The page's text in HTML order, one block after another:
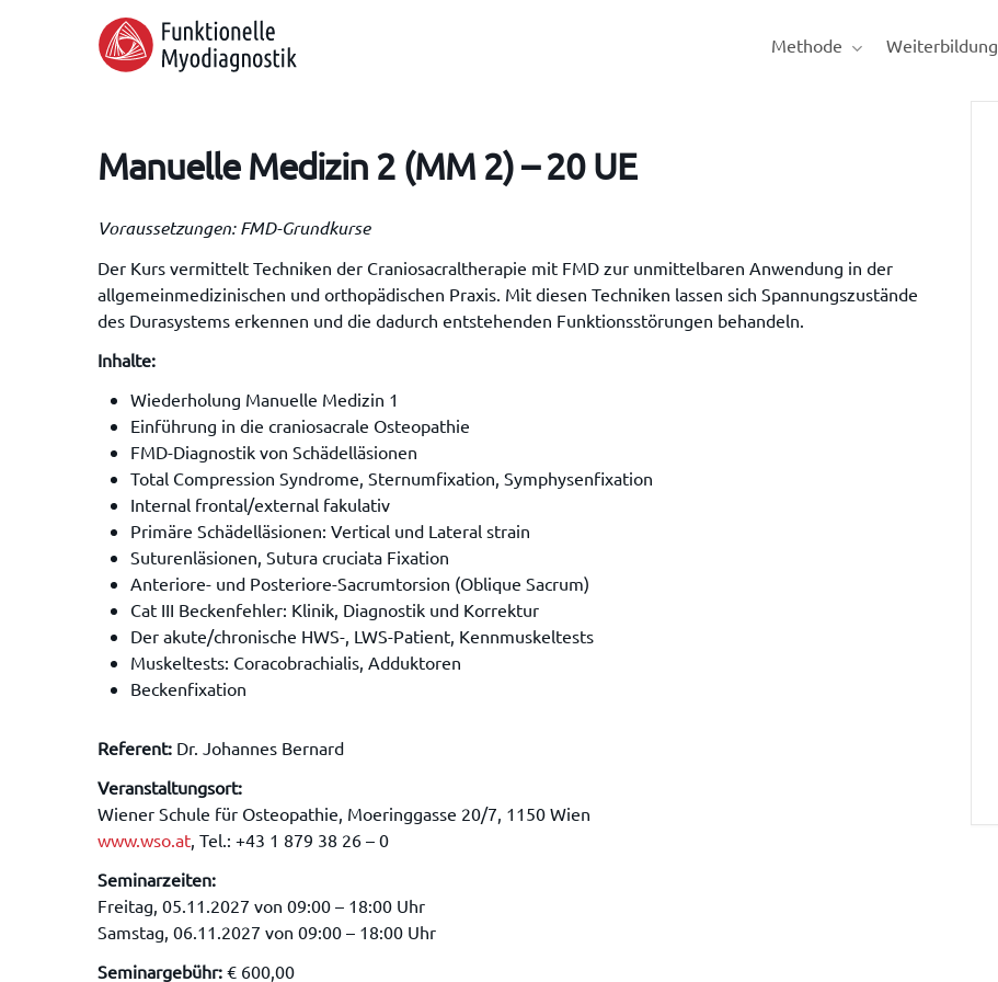
Hit enter to search or ESC to close
Methode Weiterbildung
Manuelle Medizin 2 (MM 2) – 20 UE
Voraussetzungen: FMD-Grundkurse
Der Kurs vermittelt Techniken der Craniosacraltherapie mit FMD zur unmittelbaren Anwendung in der
allgemeinmedizinischen und orthopädischen Praxis. Mit diesen Techniken lassen sich Spannungszustände
des Durasystems erkennen und die dadurch entstehenden Funktionsstörungen behandeln.
Inhalte:
Wiederholung Manuelle Medizin 1
Einführung in die craniosacrale Osteopathie
FMD-Diagnostik von Schädelläsionen
Total Compression Syndrome, Sternumfixation, Symphysenfixation
Internal frontal/external fakulativ
Primäre Schädelläsionen: Vertical und Lateral strain
Suturenläsionen, Sutura cruciata Fixation
Anteriore- und Posteriore-Sacrumtorsion (Oblique Sacrum)
Cat III Beckenfehler: Klinik, Diagnostik und Korrektur
Der akute/chronische HWS-, LWS-Patient, Kennmuskeltests
Muskeltests: Coracobrachialis, Adduktoren
Beckenfixation
Referent: Dr. Johannes Bernard
Veranstaltungsort:
Wiener Schule für Osteopathie, Moeringgasse 20/7, 1150 Wien
www.wso.at, Tel.: +43 1 879 38 26 – 0
Seminarzeiten:
Freitag, 05.11.2027 von 09:00 – 18:00 Uhr
Samstag, 06.11.2027 von 09:00 – 18:00 Uhr
Seminargebühr:€ 600,00